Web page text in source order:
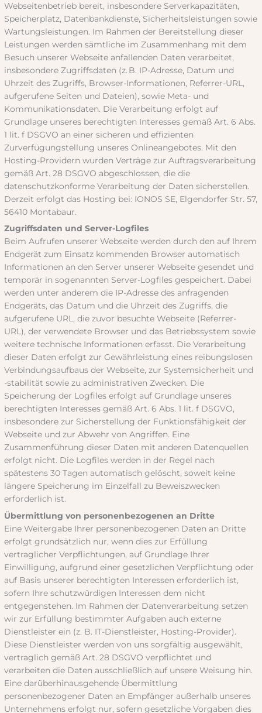
Webseitenbetrieb bereit, insbesondere Serverkapazitäten,
Speicherplatz, Datenbankdienste, Sicherheitsleistungen sowie
Wartungsleistungen. Im Rahmen der Bereitstellung dieser
Leistungen werden sämtliche im Zusammenhang mit dem
Besuch unserer Webseite anfallenden Daten verarbeitet,
insbesondere Zugriffsdaten (z. B. IP-Adresse, Datum und
Uhrzeit des Zugriffs, Browser-Informationen, Referrer-URL,
aufgerufene Seiten und Dateien), sowie Meta- und
Kommunikationsdaten. Die Verarbeitung erfolgt auf
Grundlage unseres berechtigten Interesses gemäß Art. 6 Abs.
1 lit. f DSGVO an einer sicheren und effizienten
Zurverfügungstellung unseres Onlineangebotes. Mit den
Hosting-Providern wurden Verträge zur Auftragsverarbeitung
gemäß Art. 28 DSGVO abgeschlossen, die die
datenschutzkonforme Verarbeitung der Daten sicherstellen.
Derzeit erfolgt das Hosting bei: IONOS SE, Elgendorfer Str. 57,
56410 Montabaur.
Zugriffsdaten und Server-Logfiles
Beim Aufrufen unserer Webseite werden durch den auf Ihrem
Endgerät zum Einsatz kommenden Browser automatisch
Informationen an den Server unserer Webseite gesendet und
temporär in sogenannten Server-Logfiles gespeichert. Dabei
werden unter anderem die IP-Adresse des anfragenden
Endgeräts, das Datum und die Uhrzeit des Zugriffs, die
aufgerufene URL, die zuvor besuchte Webseite (Referrer-
URL), der verwendete Browser und das Betriebssystem sowie
weitere technische Informationen erfasst. Die Verarbeitung
dieser Daten erfolgt zur Gewährleistung eines reibungslosen
Verbindungsaufbaus der Webseite, zur Systemsicherheit und
-stabilität sowie zu administrativen Zwecken. Die
Speicherung der Logfiles erfolgt auf Grundlage unseres
berechtigten Interesses gemäß Art. 6 Abs. 1 lit. f DSGVO,
insbesondere zur Sicherstellung der Funktionsfähigkeit der
Webseite und zur Abwehr von Angriffen. Eine
Zusammenführung dieser Daten mit anderen Datenquellen
erfolgt nicht. Die Logfiles werden in der Regel nach
spätestens 30 Tagen automatisch gelöscht, soweit keine
längere Speicherung im Einzelfall zu Beweiszwecken
erforderlich ist.
Übermittlung von personenbezogenen an Dritte
Eine Weitergabe Ihrer personenbezogenen Daten an Dritte
erfolgt grundsätzlich nur, wenn dies zur Erfüllung
vertraglicher Verpflichtungen, auf Grundlage Ihrer
Einwilligung, aufgrund einer gesetzlichen Verpflichtung oder
auf Basis unserer berechtigten Interessen erforderlich ist,
sofern Ihre schutzwürdigen Interessen dem nicht
entgegenstehen. Im Rahmen der Datenverarbeitung setzen
wir zur Erfüllung bestimmter Aufgaben auch externe
Dienstleister ein (z. B. IT-Dienstleister, Hosting-Provider).
Diese Dienstleister werden von uns sorgfältig ausgewählt,
vertraglich gemäß Art. 28 DSGVO verpflichtet und
verarbeiten die Daten ausschließlich auf unsere Weisung hin.
Eine darüberhinausgehende Übermittlung
personenbezogener Daten an Empfänger außerhalb unseres
Unternehmens erfolgt nur, sofern gesetzliche Vorgaben dies